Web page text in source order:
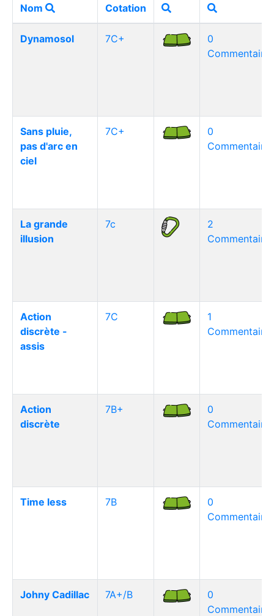
Nom Cotation
Dynamosol 7C+
0
Sans pluie,
pas d'arc en
ciel
7C+
0
La grande
illusion
7c
2
Action
discrète -
assis
7C
1
Action
discrète
7B+
0
Time less 7B
0
Johny Cadillac 7A+/B
0